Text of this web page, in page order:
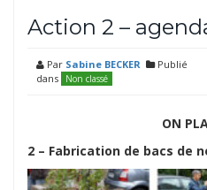
Action 2 –
Par Sabine BECKER
Publié
dans
Non classé
ON
2 – Fabrication de bacs de